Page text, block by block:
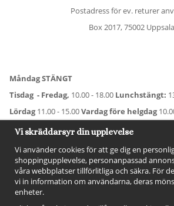
Postadress för ev. returer
Box 2017, 75002 Uppsala
Måndag STÄNGT
Tisdag - Fredag, 10.00 - 18.00 Lunchstängt:
Lördag11.00 - 15.00Vardag före helgdag
För avvikande öppettider:Titta här
Vi skräddarsyr din upplevelse
Vi använder cookies för att ge dig en
shoppingupplevelse, personanpassad
våra webbplatser tillförlitliga och säkra. För
vi in information om användarna, deras
enheter.